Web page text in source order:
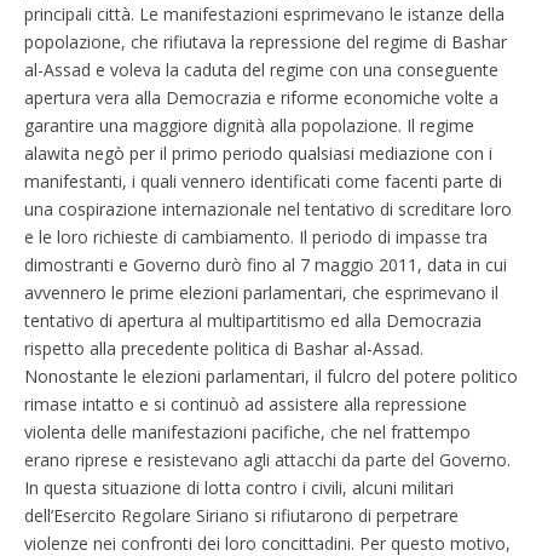
principali città. Le manifestazioni esprimevano le istanze della
popolazione, che rifiutava la repressione del regime di Bashar
al-Assad e voleva la caduta del regime con una conseguente
apertura vera alla Democrazia e riforme economiche volte a
garantire una maggiore dignità alla popolazione. Il regime
alawita negò per il primo periodo qualsiasi mediazione con i
manifestanti, i quali vennero identificati come facenti parte di
una cospirazione internazionale nel tentativo di screditare loro
e le loro richieste di cambiamento. Il periodo di impasse tra
dimostranti e Governo durò fino al 7 maggio 2011, data in cui
avvennero le prime elezioni parlamentari, che esprimevano il
tentativo di apertura al multipartitismo ed alla Democrazia
rispetto alla precedente politica di Bashar al-Assad.
Nonostante le elezioni parlamentari, il fulcro del potere politico
rimase intatto e si continuò ad assistere alla repressione
violenta delle manifestazioni pacifiche, che nel frattempo
erano riprese e resistevano agli attacchi da parte del Governo.
In questa situazione di lotta contro i civili, alcuni militari
dell’Esercito Regolare Siriano si rifiutarono di perpetrare
violenze nei confronti dei loro concittadini. Per questo motivo,